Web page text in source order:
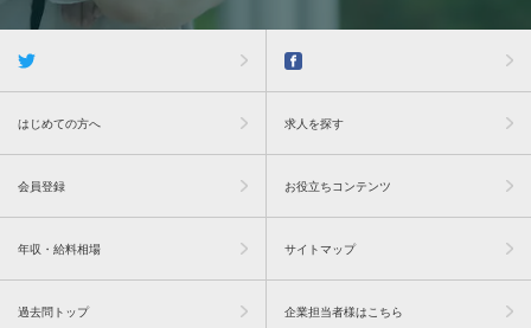
はじめての方へ 求人を探す
会員登録 お役立ちコンテンツ
年収・給料相場 サイトマップ
過去問トップ 企業担当者様はこちら